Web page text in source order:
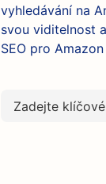
vyhledávání na
svou viditelnost
SEO pro